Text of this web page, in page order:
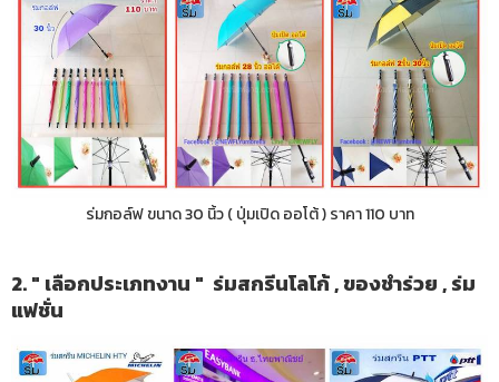
ร่มกอล์ฟ ขนาด 30 นิ้ว ( ปุ่มเปิด ออโต้ ) ราคา 110 บาท
2. " เลือกประเภทงาน " ร่มสกรีนโลโก้ , ของชำร่วย , ร่ม
แฟชั่น